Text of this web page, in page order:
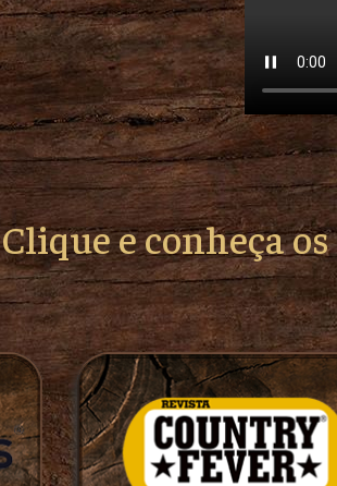
Clique e conheça